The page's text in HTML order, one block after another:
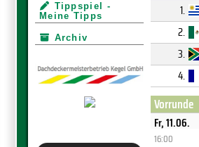
Tippspiel -
Meine Tipps
Archiv
1.
2.
3.
4.
Vorrunde
Fr, 11.06.
16:00